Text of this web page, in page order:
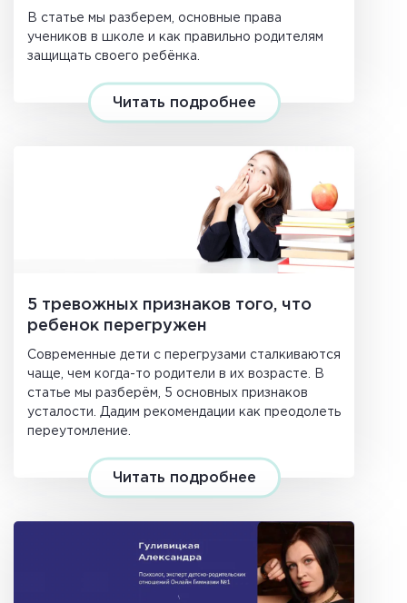
В статье мы разберем, основные права
учеников в школе и как правильно родителям
защищать своего ребёнка.
Читать подробнее
5 тревожных признаков того, что
ребенок перегружен
Современные дети с перегрузами сталкиваются
чаще, чем когда-то родители в их возрасте. В
статье мы разберём, 5 основных признаков
усталости. Дадим рекомендации как преодолеть
переутомление.
Читать подробнее